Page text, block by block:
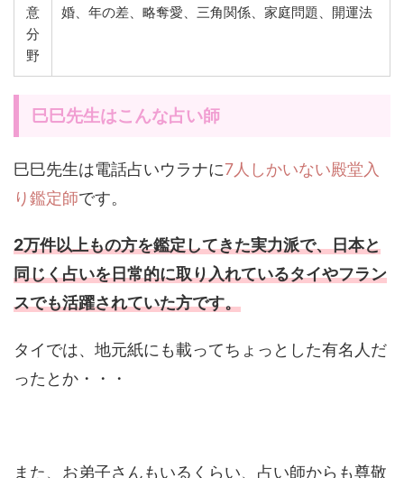
意
分
野
婚、年の差、略奪愛、三角関係、家庭問題、開運法
巳巳先生はこんな占い師
巳巳先生は電話占いウラナに7人しかいない殿堂入
り鑑定師です。
2万件以上もの方を鑑定してきた実力派で、日本と
同じく占いを日常的に取り入れているタイやフラン
スでも活躍されていた方です。
タイでは、地元紙にも載ってちょっとした有名人だ
ったとか・・・
また、お弟子さんもいるくらい、占い師からも尊敬